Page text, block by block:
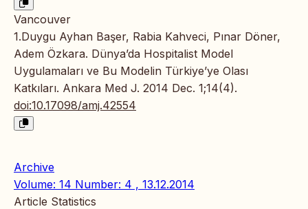
Vancouver
1.Duygu Ayhan Başer, Rabia Kahveci, Pınar Döner,
Adem Özkara. Dünya’da Hospitalist Model
Uygulamaları ve Bu Modelin Türkiye’ye Olası
Katkıları. Ankara Med J. 2014 Dec. 1;14(4).
doi:10.17098/amj.42554
Archive
Volume: 14 Number: 4 , 13.12.2014
Article Statistics